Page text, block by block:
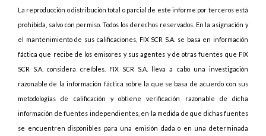
La reproducción o distribución total o parcial de este informe por terceros está
prohibida, salvo con permiso. Todos los derechos reservados. En la asignación y
el mantenimiento de sus calificaciones, FIX SCR S.A. se basa en información
fáctica que recibe de los emisores y sus agentes y de otras fuentes que FIX
SCR S.A. considera creíbles. FIX SCR S.A. lleva a cabo una investigación
razonable de la información fáctica sobre la que se basa de acuerdo con sus
metodologías de calificación y obtiene verificación razonable de dicha
información de fuentes independientes, en la medida de que dichas fuentes
se encuentren disponibles para una emisión dada o en una determinada